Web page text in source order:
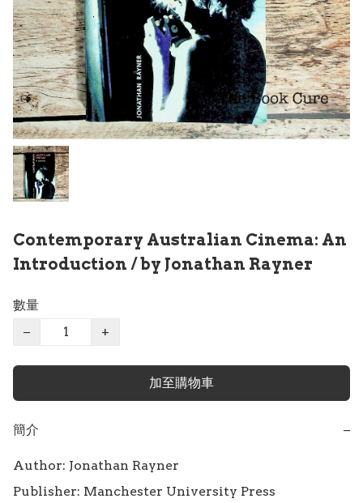
Contemporary Australian Cinema: An
Introduction / by Jonathan Rayner
數量
−
+
加至購物車
簡介 −
Author: Jonathan Rayner
Publisher: Manchester University Press